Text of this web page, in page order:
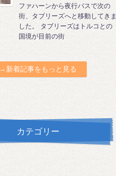
ファハーンから夜行バスで次の
街、タブリーズへと移動してきま
した。 タブリーズはトルコとの
国境が目前の街
→新着記事をもっと見る
カテゴリー